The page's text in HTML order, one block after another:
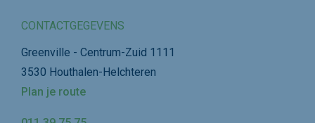
CONTACTGEGEVENS
Greenville - Centrum-Zuid 1111
3530 Houthalen-Helchteren
Plan je route